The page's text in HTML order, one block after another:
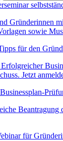
Gründerinnen
sowie
für den
Jetzt
Beantragung
für